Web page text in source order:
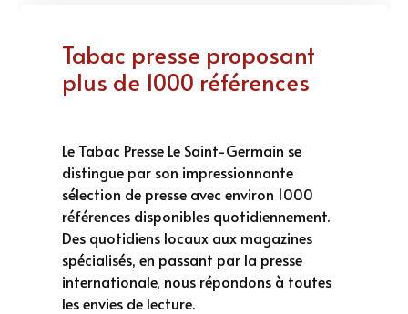
Tabac presse proposant
plus de 1000 références
Le Tabac Presse Le Saint-Germain se
distingue par son impressionnante
sélection de presse avec environ 1000
références disponibles quotidiennement.
Des quotidiens locaux aux magazines
spécialisés, en passant par la presse
internationale, nous répondons à toutes
les envies de lecture.